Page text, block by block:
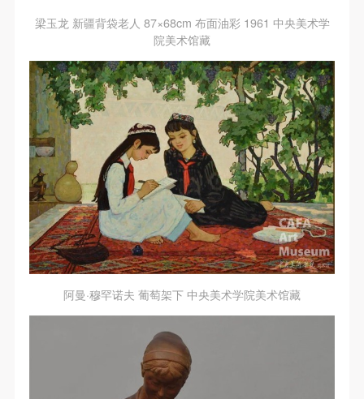
梁玉龙 新疆背袋老人 87×68cm 布面油彩 1961 中央美术学
院美术馆藏
阿曼·穆罕诺夫 葡萄架下 中央美术学院美术馆藏